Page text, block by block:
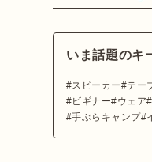
いま話題のキ
スピーカー テー
ビギナー
ウェア
手ぶらキャンプ